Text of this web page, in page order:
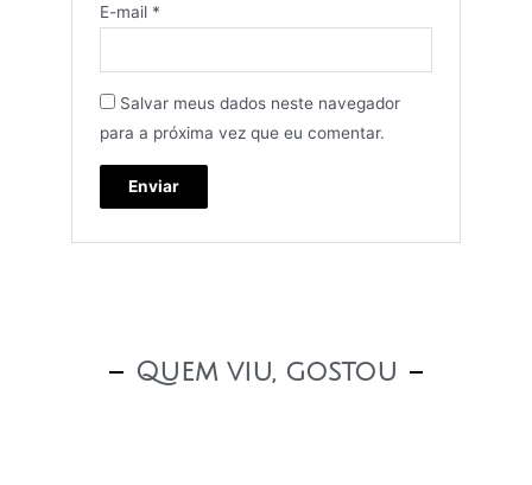
E-mail *
Salvar meus dados neste navegador
para a próxima vez que eu comentar.
Quem viu, gostou